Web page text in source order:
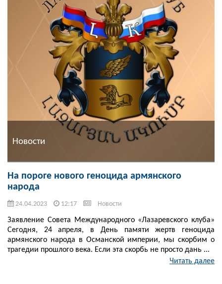
Новости
На пороге нового геноцида армянского
народа
24.04.2023 12:17 Новости
Заявление Совета Международного «Лазаревского клуба»
Сегодня, 24 апреля, в День памяти жертв геноцида
армянского народа в Османской империи, мы скорбим о
трагедии прошлого века. Если эта скорбь не просто дань ...
Читать далее